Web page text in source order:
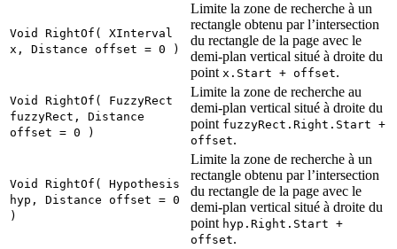
Void RightOf( XInterval
x, Distance offset = 0 )
Limite la zone de recherche à un
rectangle obtenu par l’intersection
du rectangle de la page avec le
demi-plan vertical situé à droite du
point x.Start + offset.
Void RightOf( FuzzyRect
fuzzyRect, Distance
offset = 0 )
Limite la zone de recherche au
demi-plan vertical situé à droite du
point fuzzyRect.Right.Start +
offset.
Void RightOf( Hypothesis
hyp, Distance offset = 0
)
Limite la zone de recherche à un
rectangle obtenu par l’intersection
du rectangle de la page avec le
demi-plan vertical situé à droite du
point hyp.Right.Start +
offset.